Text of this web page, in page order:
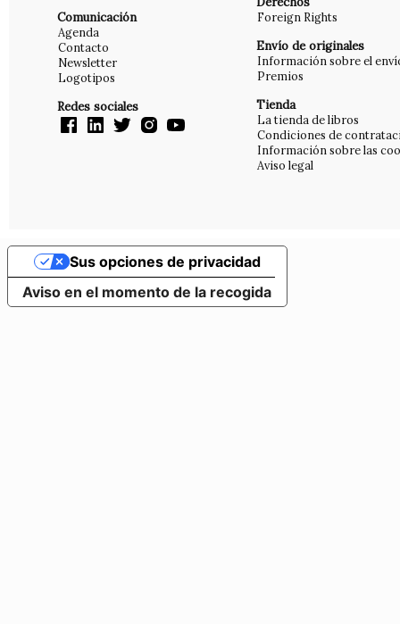
Comunicación
Agenda
Contacto
Newsletter
Logotipos
Redes sociales
Foreign Rights
Envío de originales
Información sobre el
Premios
Tienda
La tienda de libros
Condiciones de
Información sobre las
Aviso legal
Aviso en el momento de la recogida
Sus opciones de privacidad